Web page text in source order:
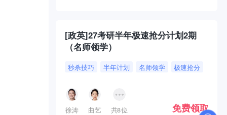
[政英]27考研半年极速抢分计划2期
（名师领学）
秒杀技巧 半年计划 名师领学 极速抢分
徐涛 曲艺 共8位 免费领取